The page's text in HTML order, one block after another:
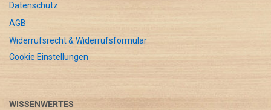
Datenschutz
AGB
Widerrufsrecht & Widerrufsformular
Cookie Einstellungen
WISSENWERTES